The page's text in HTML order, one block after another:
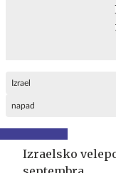
Izrael
napad
Izraelsko